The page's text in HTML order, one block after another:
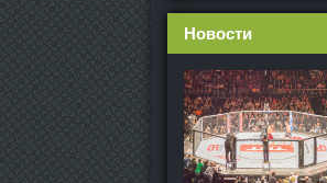
Новости